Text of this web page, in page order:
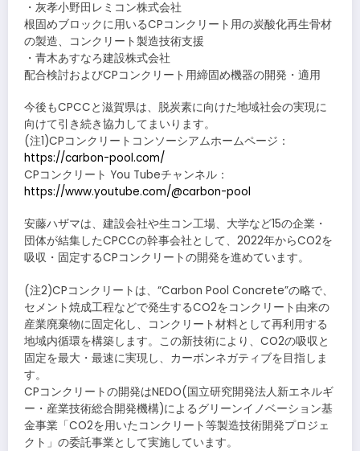
・灰孝小野田レミコン株式会社
根固めブロックに用いるCPコンクリート用の炭酸化再生骨材
の製造、コンクリート製造技術支援
・青木あすなろ建設株式会社
配合検討およびCPコンクリート用締固め機器の開発・適用
今後もCPCCと滋賀県は、脱炭素に向けた地域社会の実現に
向けて引き続き協力してまいります。
(注1)CPコンクリートコンソーシアムホームページ：
https://carbon-pool.com/
CPコンクリート You Tubeチャンネル：
https://www.youtube.com/@carbon-pool
安藤ハザマは、建設会社や生コン工場、大学など15の企業・
団体が結集したCPCCの幹事会社として、2022年からCO2を
吸収・固定するCPコンクリートの開発を進めています。
(注2)CPコンクリートは、“Carbon Pool Concrete”の略で、
セメント焼成工程などで発生するCO2をコンクリート由来の
産業廃棄物に固定化し、コンクリート材料として再利用する
地域内循環を構築します。この新技術により、CO2の吸収と
固定を最大・最速に実現し、カーボンネガティブを目指しま
す。
CPコンクリートの開発はNEDO(国立研究開発法人新エネルギ
ー・産業技術総合開発機構)によるグリーンイノベーション基
金事業「CO2を用いたコンクリート等製造技術開発プロジェ
クト」の委託事業として実施しています。